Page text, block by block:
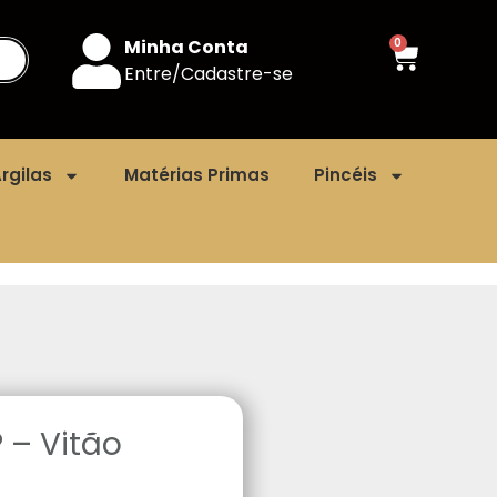
Minha Conta
Entre/Cadastre-se
0
Matérias Primas Pincéis
– Vitão